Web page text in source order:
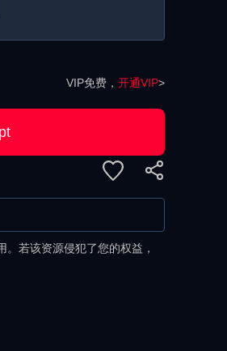
VIP免费， 开通VIP>
若该资源侵犯了您的权益，